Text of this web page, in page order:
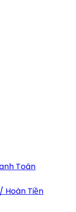
Toán
Hoàn Tiền